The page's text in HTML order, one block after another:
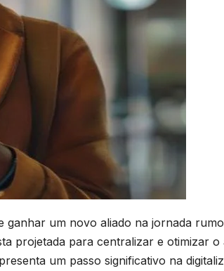
um novo aliado na jornada
projetada para centralizar e otimizar o
um passo significativo na